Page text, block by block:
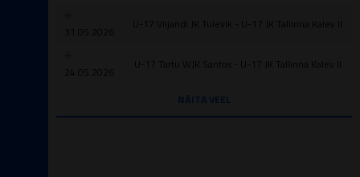
U-17 Viljandi JK Tulevik - U-17 JK Tallinna Kalev II
24.05.2026
U-17 Tartu WJK Santos - U-17 JK Tallinna Kalev II
NÄITA VEEL